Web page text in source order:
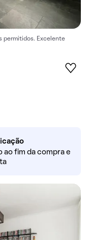
permitidos. Excelente
ao fim da compra e